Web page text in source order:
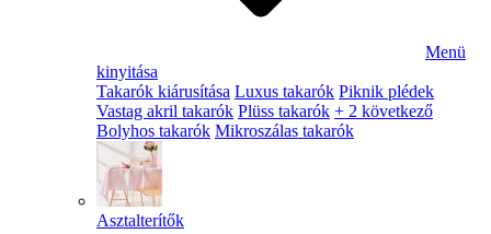
Menü
kinyitása
Takarók kiárusítása Luxus takarók Piknik plédek
Vastag akril takarók Plüss takarók + 2 következő
Bolyhos takarók Mikroszálas takarók
Asztalterítők